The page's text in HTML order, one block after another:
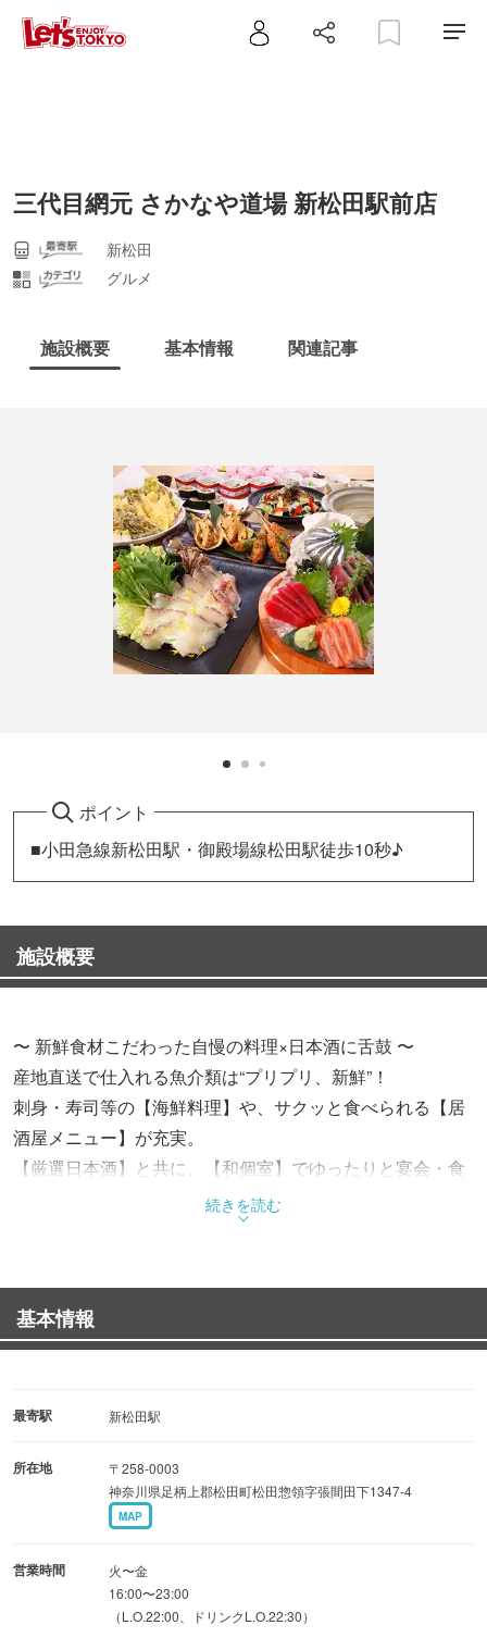
三代目網元 さかなや道場 新松田駅前店
新松田
グルメ
施設概要 基本情報 関連記事
ポイント
■小田急線新松田駅・御殿場線松田駅徒歩10秒♪
施設概要
〜 新鮮食材こだわった自慢の料理×日本酒に舌鼓 〜
産地直送で仕入れる魚介類は“プリプリ、新鮮”！
刺身・寿司等の【海鮮料理】や、サクッと食べられる【居
酒屋メニュー】が充実。
【厳選日本酒】と共に、【和個室】でゆったりと宴会・食
円〜 ◇◆◇
今年の夏のプレミアムは「うなぎ」や「穴子」に「本ズワ
イガニ」「牛みすじステーキ」等、季節の魚介とご馳走を
させる食材も使用したお料理は、夏にうってつけ。更に
通常ならお一人様+500円のオプションが無料♪
■個室 - テーブル・掘りごたつ -
・2名様〜利用可
続きを読む
基本情報
最寄駅 新松田駅
所在地
〒258-0003
神奈川県足柄上郡松田町松田惣領字張間田下1347-4
MAP
営業時間
火〜金
16:00〜23:00
（L.O.22:00、ドリンクL.O.22:30）